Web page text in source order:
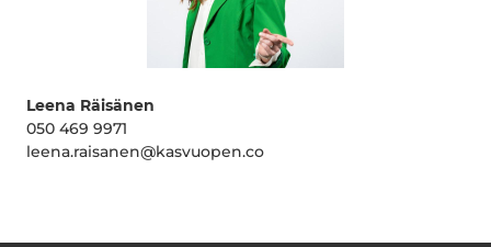
Leena Räisänen
050 469 9971
leena.raisanen@kasvuopen.co